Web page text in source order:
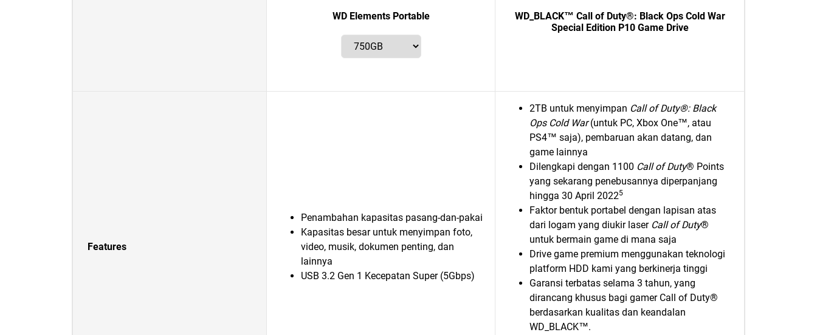
WD Elements Portable
WD_BLACK™ Call of Duty®: Black Ops Cold War
Special Edition P10 Game Drive
Features
Penambahan kapasitas pasang-dan-pakai
Kapasitas besar untuk menyimpan foto,
video, musik, dokumen penting, dan
lainnya
USB 3.2 Gen 1 Kecepatan Super (5Gbps)
2TB untuk menyimpan Call of Duty®: Black
Ops Cold War(untuk PC, Xbox One™, atau
PS4™ saja), pembaruan akan datang, dan
game lainnya
Dilengkapi dengan 1100 Call of Duty® Points
yang sekarang penebusannya diperpanjang
hingga 30 April 20225
Faktor bentuk portabel dengan lapisan atas
dari logam yang diukir laser Call of Duty®
untuk bermain game di mana saja
Drive game premium menggunakan teknologi
platform HDD kami yang berkinerja tinggi
Garansi terbatas selama 3 tahun, yang
dirancang khusus bagi gamer Call of Duty®
berdasarkan kualitas dan keandalan
WD_BLACK™.